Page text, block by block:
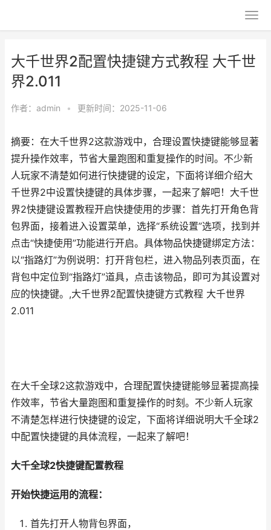
大千世界2配置快捷键方式教程 大千世
界2.011
作者： admin • 更新时间：2025-11-06
摘要：在大千世界2这款游戏中，合理设置快捷键能够显著
提升操作效率，节省大量跑图和重复操作的时间。不少新
人玩家不清楚如何进行快捷键的设定，下面将详细介绍大
千世界2中设置快捷键的具体步骤，一起来了解吧！大千世
界2快捷键设置教程开启快捷使用的步骤：首先打开角色背
包界面，接着进入设置菜单，选择“系统设置”选项，找到并
点击“快捷使用”功能进行开启。具体物品快捷键绑定方法：
以“指路灯”为例说明：打开背包栏，进入物品列表页面，在
背包中定位到“指路灯”道具，点击该物品，即可为其设置对
应的快捷键。,大千世界2配置快捷键方式教程 大千世界
2.011
在大千全球2这款游戏中，合理配置快捷键能够显著提高操
作效率，节省大量跑图和重复操作的时刻。不少新人玩家
不清楚怎样进行快捷键的设定，下面将详细说明大千全球2
中配置快捷键的具体流程，一起来了解吧！
大千全球2快捷键配置教程
开始快捷运用的流程：
首先打开人物背包界面，